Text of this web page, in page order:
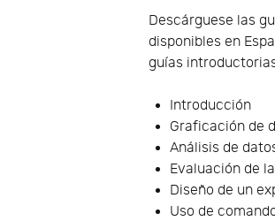
Descárguese las
disponibles en
guías
Introducción
Graficación de
Análisis de
Evaluación de
Diseño de un
Uso de